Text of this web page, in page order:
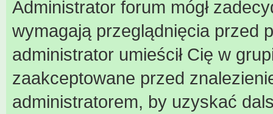
Administrator forum mógł
wymagają przeglądnięcia przed
administrator umieścił Cię w
zaakceptowane przed
administratorem, by uzyskać